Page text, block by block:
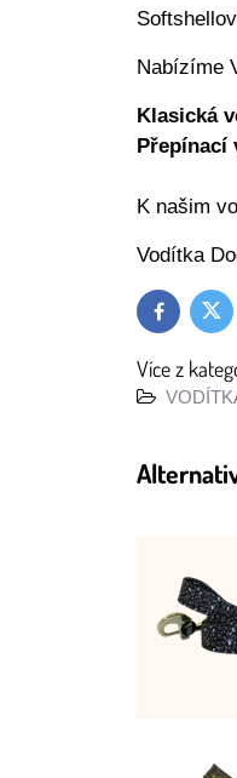
Nabízíme
Klasická
Přepínací
K našim
Vodítka
Facebook
Více z